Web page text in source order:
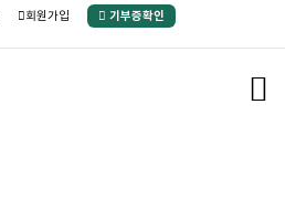
회원가입
기부증확인